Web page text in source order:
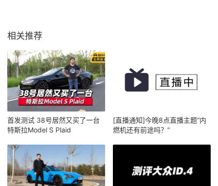
相关推荐
首发测试 38号居然又买了一台
特斯拉Model S Plaid
[直播通知]今晚8点直播主题“内
燃机还有前途吗？”